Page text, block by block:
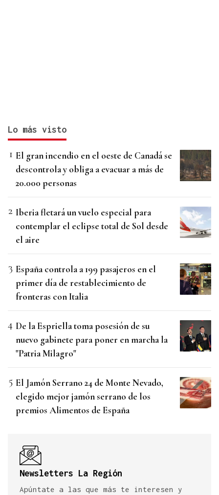
Lo más visto
El gran incendio en el oeste de Canadá se
descontrola y obliga a evacuar a más de
20.000 personas
Iberia fletará un vuelo especial para
contemplar el eclipse total de Sol desde
el aire
España controla a 199 pasajeros en el
primer día de restablecimiento de
fronteras con Italia
De la Espriella toma posesión de su
nuevo gabinete para poner en marcha la
"Patria Milagro"
El Jamón Serrano 24 de Monte Nevado,
elegido mejor jamón serrano de los
premios Alimentos de España
Newsletters La Región
Apúntate a las que más te interesen y